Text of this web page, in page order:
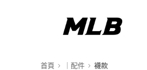
首頁 ｜配件 襪款